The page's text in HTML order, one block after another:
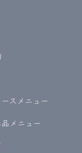
スメニュー
メニュー